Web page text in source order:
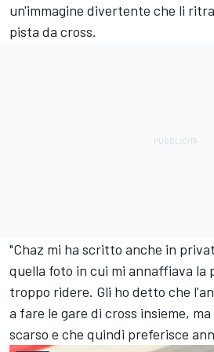
un'immagine divertente che li
pista da cross.
"Chaz mi ha scritto anche in
quella foto in cui mi annaffiava la
troppo ridere. Gli ho detto che
a fare le gare di cross insieme,
scarso e che quindi preferisce